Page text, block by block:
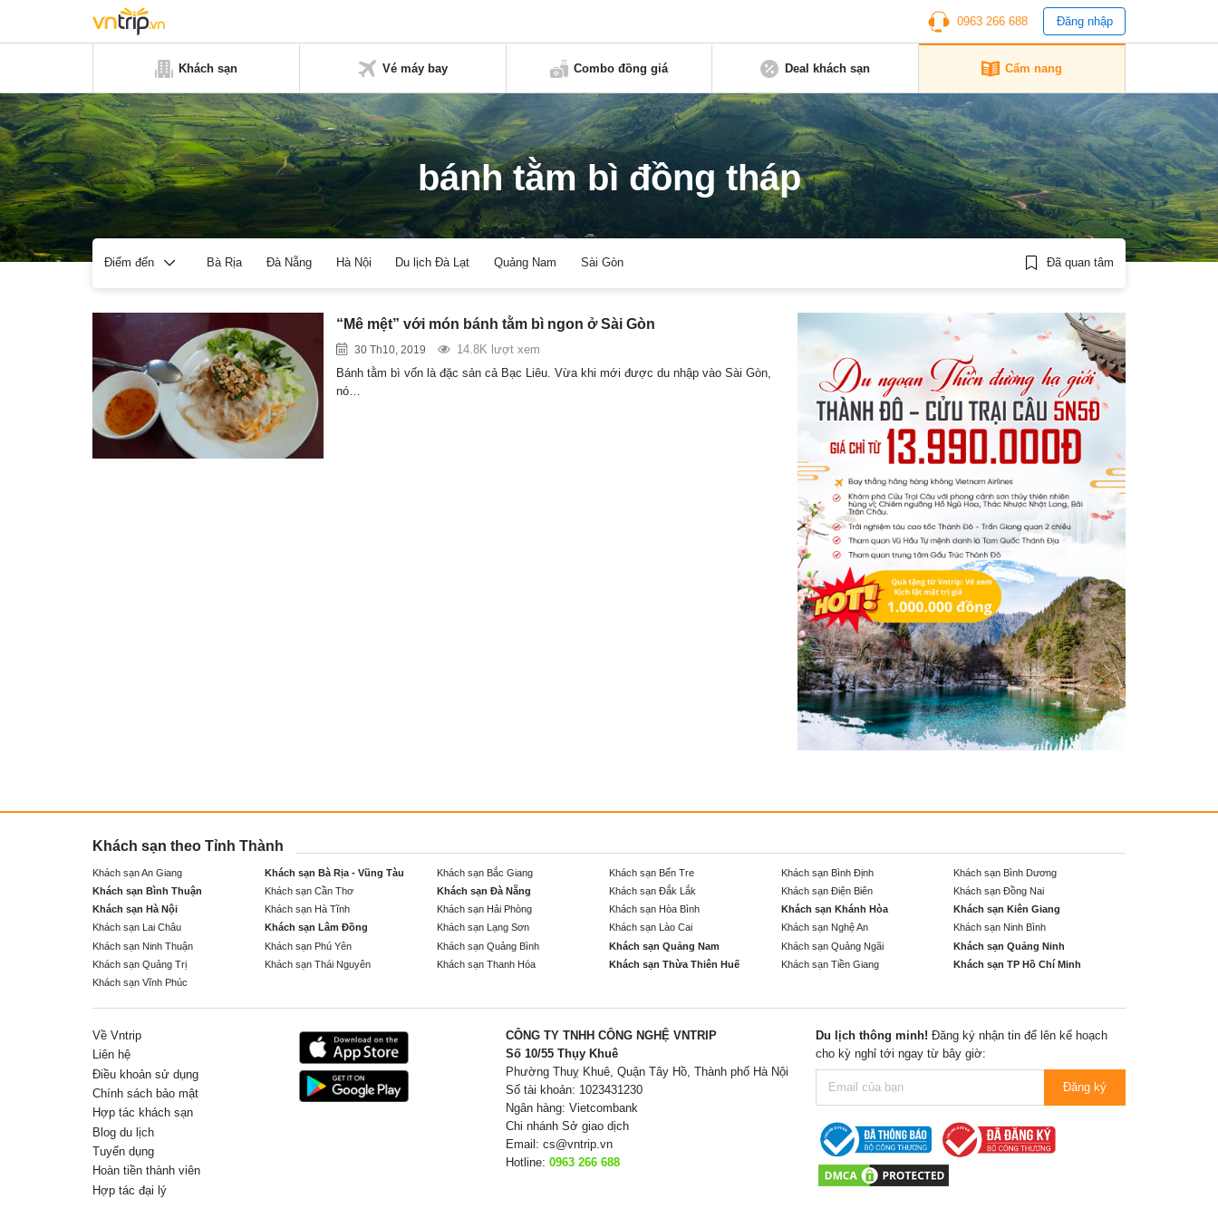
0963 266 688 Đăng nhập
Khách sạn Vé máy bay Combo đồng giá Deal khách sạn Cẩm nang
bánh tằm bì đồng tháp
Điểm đến Bà Rịa Đà Nẵng Hà Nội Du lịch Đà Lạt Quảng Nam Sài Gòn Đã quan tâm
“Mê mệt” với món bánh tằm bì ngon ở Sài Gòn
30 Th10, 2019
14.8K lượt xem
Bánh tằm bì vốn là đặc sản cả Bạc Liêu. Vừa khi mới được du nhập vào Sài Gòn,
nó…
Khách sạn theo Tỉnh Thành
Khách sạn An Giang Khách sạn Bà Rịa - Vũng Tàu Khách sạn Bắc Giang Khách sạn Bến Tre Khách sạn Bình Định
Khách sạn Bình Dương
Khách sạn Bình Thuận
Khách sạn Cần Thơ Khách sạn Đà Nẵng Khách sạn Đắk Lắk Khách sạn Điện Biên
Khách sạn Đồng Nai
Khách sạn Hà Nội
Khách sạn Hà Tĩnh Khách sạn Hải Phòng Khách sạn Hòa Bình Khách sạn Khánh Hòa
Khách sạn Kiên Giang
Khách sạn Lai Châu
Khách sạn Lâm Đồng Khách sạn Lạng Sơn Khách sạn Lào Cai Khách sạn Nghệ An
Khách sạn Ninh Bình
Khách sạn Ninh Thuận
Khách sạn Phú Yên Khách sạn Quảng Bình Khách sạn Quảng Nam Khách sạn Quảng Ngãi
Khách sạn Quảng Ninh
Khách sạn Quảng Trị
Khách sạn Thái Nguyên Khách sạn Thanh Hóa Khách sạn Thừa Thiên Huế Khách sạn Tiền Giang
Khách sạn TP Hồ Chí Minh
Khách sạn Vĩnh Phúc
Về Vntrip
Liên hệ
Điều khoản sử dụng
Chính sách bảo mật
Hợp tác khách sạn
Blog du lịch
Tuyển dụng
Hoàn tiền thành viên
Hợp tác đại lý
CÔNG TY TNHH CÔNG NGHỆ VNTRIP
Số 10/55 Thụy Khuê
Phường Thuỵ Khuê, Quận Tây Hồ, Thành phố Hà Nội
Số tài khoản: 1023431230
Ngân hàng: Vietcombank
Chi nhánh Sở giao dịch
Email: cs@vntrip.vn
Hotline: 0963 266 688
Du lịch thông minh! Đăng ký nhận tin để lên kế hoạch
cho kỳ nghỉ tới ngay từ bây giờ:
Đăng ký